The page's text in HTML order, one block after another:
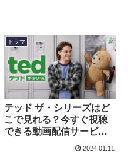
ドラマ
テッド ザ・シリーズはど
こで見れる？今すぐ視聴
できる動画配信サービス
2024.01.11